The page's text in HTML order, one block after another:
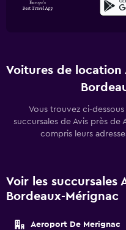
Voitures de location
Vous trouvez ci-
succursales de Avis près
compris leurs
Voir les succursales
Bordeaux-Mérignac
Aeroport De Merignac